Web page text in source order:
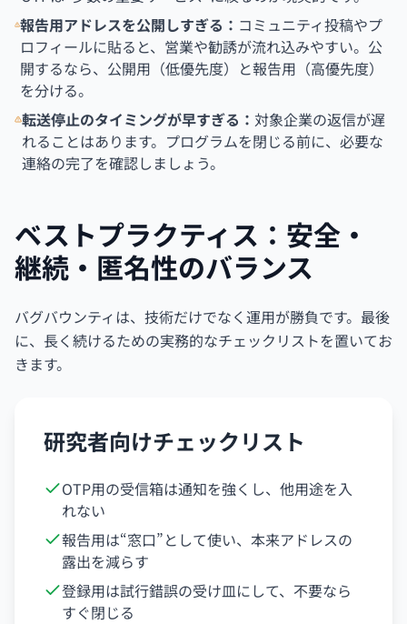
報告用アドレスを公開しすぎる： コミュニティ投稿やプ
ロフィールに貼ると、営業や勧誘が流れ込みやすい。公
開するなら、公開用（低優先度）と報告用（高優先度）
を分ける。
転送停止のタイミングが早すぎる： 対象企業の返信が遅
れることはあります。プログラムを閉じる前に、必要な
連絡の完了を確認しましょう。
ベストプラクティス：安全・
継続・匿名性のバランス
バグバウンティは、技術だけでなく運用が勝負です。最後
に、長く続けるための実務的なチェックリストを置いてお
きます。
研究者向けチェックリスト
OTP用の受信箱は通知を強くし、他用途を入
れない
報告用は“窓口”として使い、本来アドレスの
露出を減らす
登録用は試行錯誤の受け皿にして、不要なら
すぐ閉じる